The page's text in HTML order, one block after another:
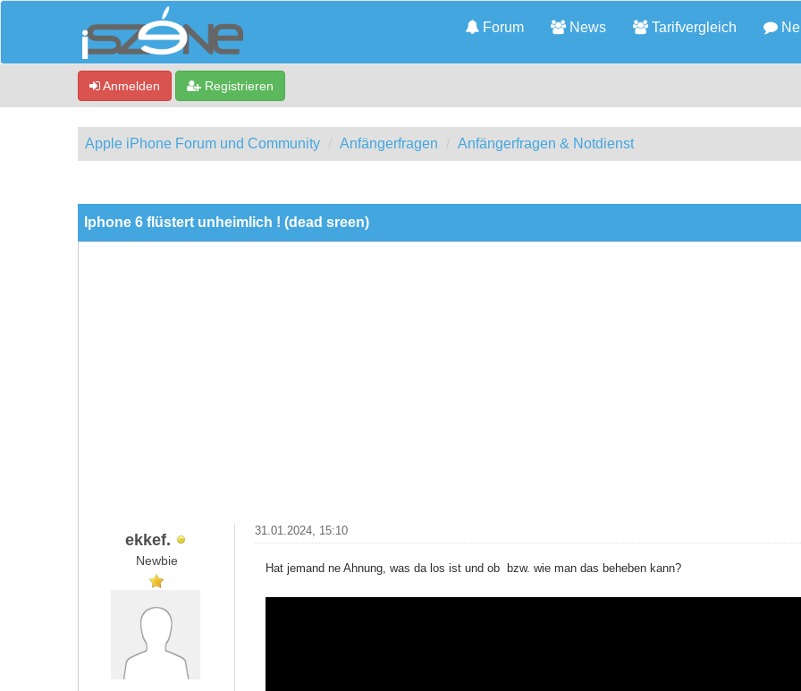
Forum News Tarifvergleich
Anmelden Registrieren
Apple iPhone Forum und Community Anfängerfragen Anfängerfragen & Notdienst
Iphone 6 flüstert unheimlich ! (dead sreen)
ekkef.
Newbie
31.01.2024, 15:10
Hat jemand ne Ahnung, was da los ist und ob bzw. wie man das beheben kann?